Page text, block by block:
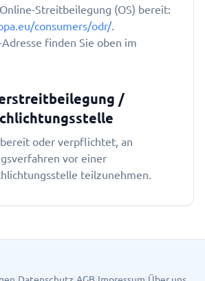
Streitbeilegung (OS) bereit:
consumers/odr/.
finden Sie oben im
/
oder verpflichtet, an
vor einer
teilzunehmen.